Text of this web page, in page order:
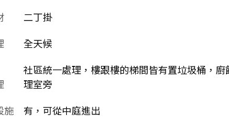
二丁掛
全天候
社區統一處理，樓跟樓的梯間皆有置垃圾桶，廚
理室旁
施
有，可從中庭進出